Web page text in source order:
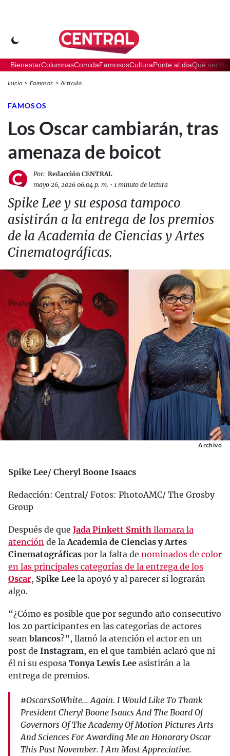
BienestarColumnasComidaFamososCulturaPonte al díaQué ver
Inicio Famosos Artículo
FAMOSOS
Los Oscar cambiarán, tras
amenaza de boicot
Por: Redacción CENTRAL
mayo 26, 2026 06:04 p. m. • 1 minuto de lectura
Spike Lee y su esposa tampoco
asistirán a la entrega de los premios
de la Academia de Ciencias y Artes
Cinematográficas.
Archivo
Spike Lee/ Cheryl Boone Isaacs
Redacción: Central/ Fotos: PhotoAMC/ The Grosby
Group
Después de que Jada Pinkett Smith llamara la
atención de laAcademia de Ciencias y Artes
Cinematográficas por la falta de nominados de color
en las principales categorías de la entrega de los
Oscar, Spike Lee la apoyó y al parecer sí lograrán
algo.
“¿Cómo es posible que por segundo año consecutivo
los 20 participantes en las categorías de actores
sean blancos?”, llamó la atención el actor en un
post de Instagram, en el que también aclaró que ni
él ni su esposa Tonya Lewis Lee asistirán a la
entrega de premios.
#OscarsSoWhite... Again. I Would Like To Thank
President Cheryl Boone Isaacs And The Board Of
Governors Of The Academy Of Motion Pictures Arts
And Sciences For Awarding Me an Honorary Oscar
This Past November. I Am Most Appreciative.